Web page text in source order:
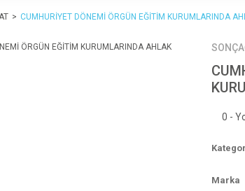
CUMHURİYET DÖNEMİ ÖRGÜN EĞİTİM KURUMLARINDA
0 -
Marka